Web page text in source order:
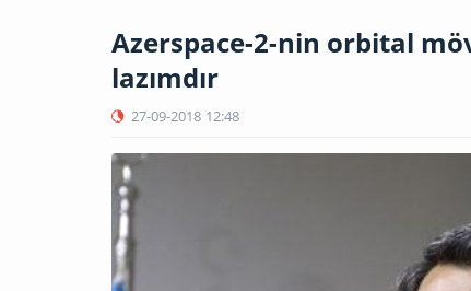
Azerspace-2-nin orbital
lazımdır
27-09-2018 12:48